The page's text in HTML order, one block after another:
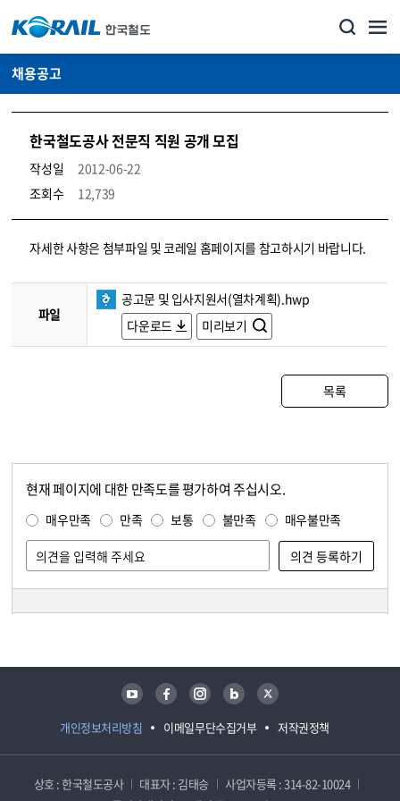
채용공고
한국철도공사 전문직 직원 공개 모집
작성일
2012-06-22
조회수
12,739
코레일소개_경영공시_채용공고 상세보기 – 내용, 파일, 담당자 연락처로 구성
자세한 사항은 첨부파일 및 코레일 홈페이지를 참고하시기 바랍니다.
파일
공고문 및 입사지원서(열차계획).hwp
다운로드
미리보기
목록
현재 페이지에 대한 만족도를 평가하여 주십시오.
매우만족 만족 보통 불만족 매우불만족
개인정보처리방침 이메일무단수집거부 저작권정책
유튜브 페이스북 인스타그램 블로그 트위터
상호 : 한국철도공사 대표자 : 김태승
사업자등록 : 314-82-10024